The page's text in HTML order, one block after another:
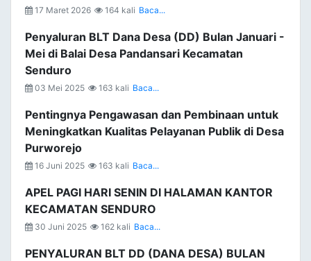
17 Maret 2026 164 kali Baca...
Penyaluran BLT Dana Desa (DD) Bulan Januari -
Mei di Balai Desa Pandansari Kecamatan
Senduro
03 Mei 2025 163 kali Baca...
Pentingnya Pengawasan dan Pembinaan untuk
Meningkatkan Kualitas Pelayanan Publik di Desa
Purworejo
16 Juni 2025 163 kali Baca...
APEL PAGI HARI SENIN DI HALAMAN KANTOR
KECAMATAN SENDURO
30 Juni 2025 162 kali Baca...
PENYALURAN BLT DD (DANA DESA) BULAN